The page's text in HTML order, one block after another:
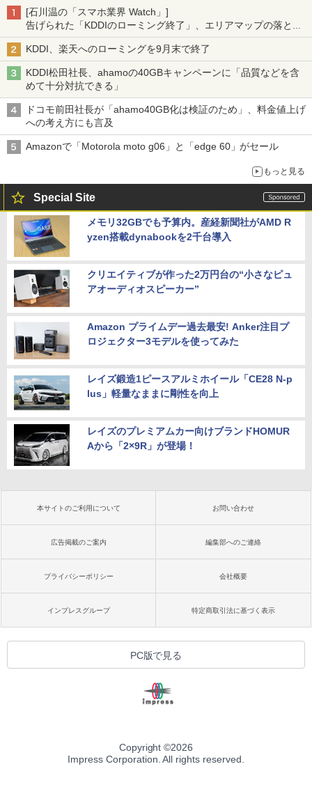
[石川温の「スマホ業界 Watch」]
告げられた「KDDIのローミング終了」、エリアマップの落とし
穴と楽天モバイルの課題
KDDI、楽天へのローミングを9月末で終了
KDDI松田社長、ahamoの40GBキャンペーンに「品質などを含
めて十分対抗できる」
ドコモ前田社長が「ahamo40GB化は検証のため」、料金値上げ
への考え方にも言及
Amazonで「Motorola moto g06」と「edge 60」がセール
もっと見る
Special Site
メモリ32GBでも予算内。産経新聞社がAMD R
yzen搭載dynabookを2千台導入
クリエイティブが作った2万円台の“小さなピュ
アオーディオスピーカー”
Amazon プライムデー過去最安! Anker注目プ
ロジェクター3モデルを使ってみた
レイズ鍛造1ピースアルミホイール「CE28 N-p
lus」軽量なままに剛性を向上
レイズのプレミアムカー向けブランドHOMUR
Aから「2×9R」が登場！
本サイトのご利用について お問い合わせ
広告掲載のご案内 編集部へのご連絡
プライバシーポリシー 会社概要
インプレスグループ 特定商取引法に基づく表示
PC版で見る
Copyright ©2026
Impress Corporation. All rights reserved.